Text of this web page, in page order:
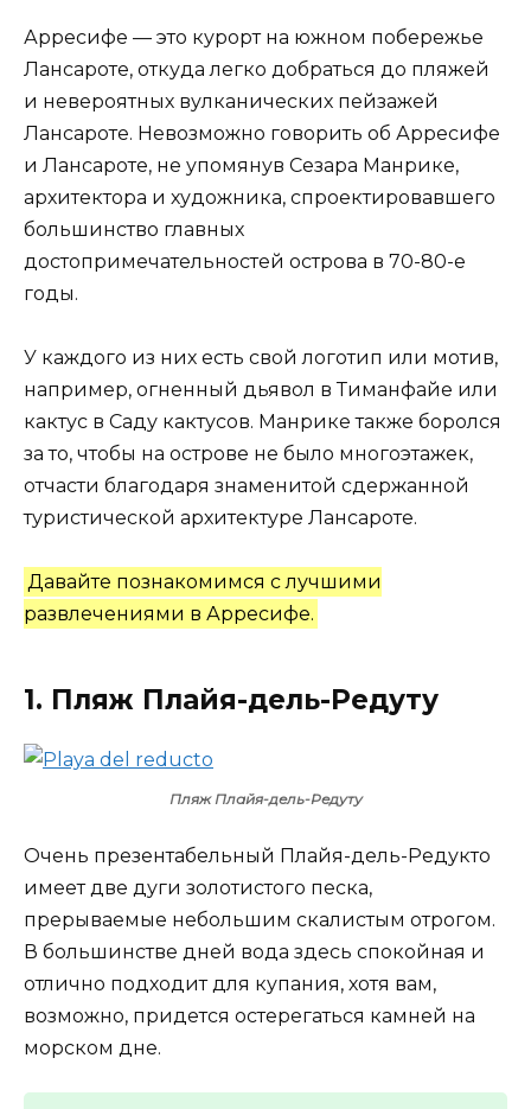
Арресифе — это курорт на южном побережье
Лансароте, откуда легко добраться до пляжей
и невероятных вулканических пейзажей
Лансароте. Невозможно говорить об Арресифе
и Лансароте, не упомянув Сезара Манрике,
архитектора и художника, спроектировавшего
большинство главных
достопримечательностей острова в 70-80-е
годы.
У каждого из них есть свой логотип или мотив,
например, огненный дьявол в Тиманфайе или
кактус в Саду кактусов. Манрике также боролся
за то, чтобы на острове не было многоэтажек,
отчасти благодаря знаменитой сдержанной
туристической архитектуре Лансароте.
Давайте познакомимся с лучшими
развлечениями в Арресифе.
1. Пляж Плайя-дель-Редуту
Пляж Плайя-дель-Редуту
Очень презентабельный Плайя-дель-Редукто
имеет две дуги золотистого песка,
прерываемые небольшим скалистым отрогом.
В большинстве дней вода здесь спокойная и
отлично подходит для купания, хотя вам,
возможно, придется остерегаться камней на
морском дне.